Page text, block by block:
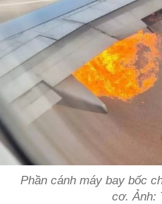
Phần cánh máy bay bốc
cơ. Ảnh: